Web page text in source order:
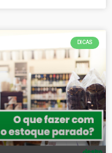
DICAS